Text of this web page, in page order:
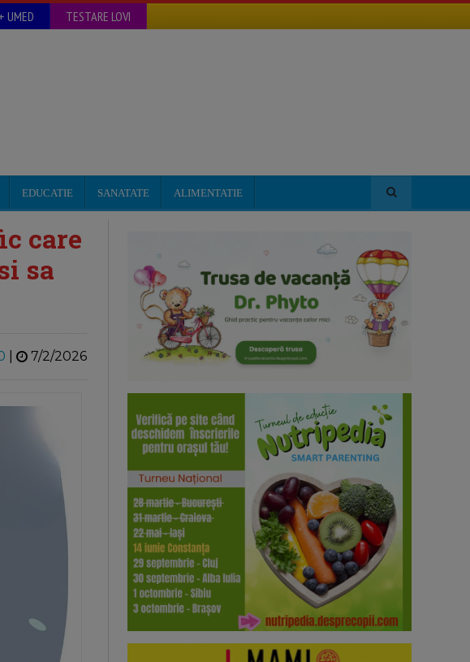
UMED TESTARE LOVI
EDUCATIE SANATATE ALIMENTATIE
care
sa
7/2/2026